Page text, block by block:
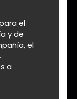
el
y de
el
a